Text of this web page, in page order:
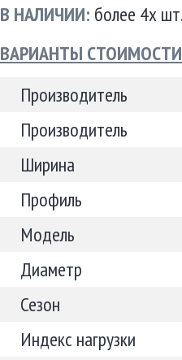
В НАЛИЧИИ: более 4х шт.
ВАРИАНТЫ
Производитель
Производитель
Ширина
Профиль
Модель
Диаметр
Сезон
Индекс нагрузки